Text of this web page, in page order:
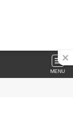
MENU